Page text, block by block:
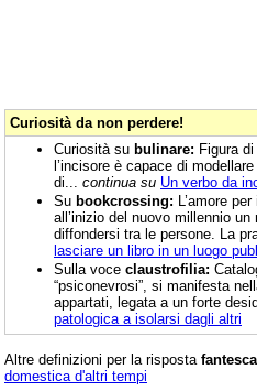
Curiosità da non perdere!
Curiosità su bulinare: Figura
l’incisore è capace di
di... continua su Un verbo da
Su bookcrossing: L’amore
all’inizio del nuovo millennio
diffondersi tra le persone. La
lasciare un libro in un luogo
Sulla voce claustrofilia:
“psiconevrosi”, si manifesta
appartati, legata a un forte
patologica a isolarsi dagli altri
Altre definizioni per la risposta fantesca
domestica d'altri tempi